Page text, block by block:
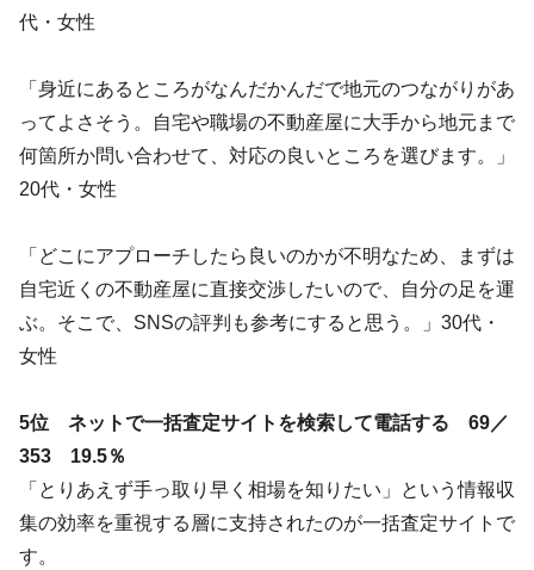
代・女性
「身近にあるところがなんだかんだで地元のつながりがあ
ってよさそう。自宅や職場の不動産屋に大手から地元まで
何箇所か問い合わせて、対応の良いところを選びます。」
20代・女性
「どこにアプローチしたら良いのかが不明なため、まずは
自宅近くの不動産屋に直接交渉したいので、自分の足を運
ぶ。そこで、SNSの評判も参考にすると思う。」30代・
女性
5位 ネットで一括査定サイトを検索して電話する 69／
353 19.5％
「とりあえず手っ取り早く相場を知りたい」という情報収
集の効率を重視する層に支持されたのが一括査定サイトで
す。